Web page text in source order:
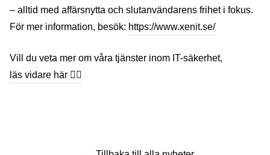
– alltid med affärsnytta och slutanvändarens frihet i fokus.
För mer information, besök: https://www.xenit.se/
Vill du veta mer om våra tjänster inom IT-säkerhet,
läs vidare här 🖐🏼